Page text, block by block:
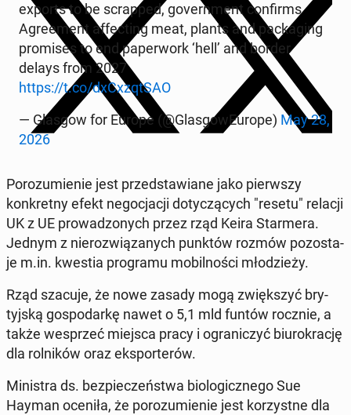
exports to be scrapped, gov­ern­ment con­firms
Agree­ment af­fect­ing meat, plants and pack­ag­ing
promis­es to end pa­per­work ‘hell’ and border
delays from 2027
https://t.co/dx­Cxzqt­SAO
— Glasgow for Europe (@Glas­gowEu­rope) May 28,
2026
Porozu­mie­nie jest przed­staw­iane jako pier­wszy
konkret­ny efekt ne­goc­jacji doty­czą­cych "resetu" relacji
UK z UE prowad­zonych przez rząd Keira Starmera.
Jednym z nierozwiązanych punktów rozmów po­zosta­
je m.in. kwestia pro­gra­mu mo­bil­noś­ci młodzieży.
Rząd szacuje, że nowe zasady mogą zwięk­szyć bry­
tyjską gospo­darkę nawet o 5,1 mld funtów rocznie, a
także we­sprzeć miejsca pracy i ograniczyć bi­urokrację
dla rol­ników oraz ek­sporterów.
Min­is­tra ds. bez­pieczeńst­wa bi­o­log­icznego Sue
Hayman oceniła, że porozu­mie­nie jest ko­rzystne dla